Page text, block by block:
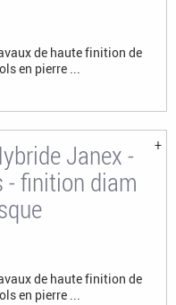
de haute finition de
en pierre ...
Janex -
- finition diam
de haute finition de
en pierre ...